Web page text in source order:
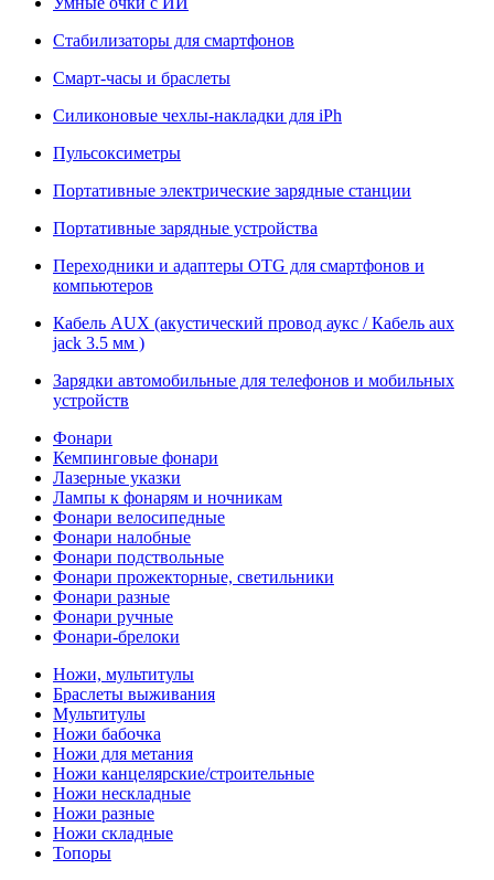
Стабилизаторы для смартфонов
Смарт-часы и браслеты
Силиконовые чехлы-накладки для iPh
Пульсоксиметры
Портативные электрические зарядные станции
Портативные зарядные устройства
Переходники и адаптеры OTG для смартфонов и
компьютеров
Кабель AUX (акустический провод аукс / Кабель aux
jack 3.5 мм )
Зарядки автомобильные для телефонов и мобильных
устройств
Фонари
Кемпинговые фонари
Лазерные указки
Лампы к фонарям и ночникам
Фонари велосипедные
Фонари налобные
Фонари подствольные
Фонари прожекторные, светильники
Фонари разные
Фонари ручные
Фонари-брелоки
Ножи, мультитулы
Браслеты выживания
Мультитулы
Ножи бабочка
Ножи для метания
Ножи канцелярские/строительные
Ножи нескладные
Ножи разные
Ножи складные
Топоры